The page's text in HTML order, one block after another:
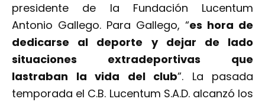
presidente de la Fundación Lucentum
Antonio Gallego. Para Gallego, “es hora de
dedicarse al deporte y dejar de lado
situaciones extradeportivas que
lastraban la vida del club”. La pasada
temporada el C.B. Lucentum S.A.D. alcanzó los